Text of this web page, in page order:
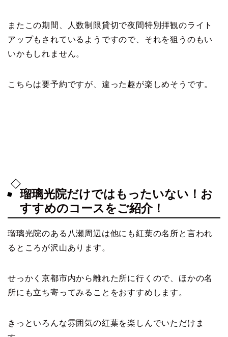
またこの期間、人数制限貸切で夜間特別拝観のライト
アップもされているようですので、それを狙うのもい
いかもしれません。
こちらは要予約ですが、違った趣が楽しめそうです。
瑠璃光院だけではもったいない！お
すすめのコースをご紹介！
瑠璃光院のある八瀬周辺は他にも紅葉の名所と言われ
るところが沢山あります。
せっかく京都市内から離れた所に行くので、ほかの名
所にも立ち寄ってみることをおすすめします。
きっといろんな雰囲気の紅葉を楽しんでいただけま